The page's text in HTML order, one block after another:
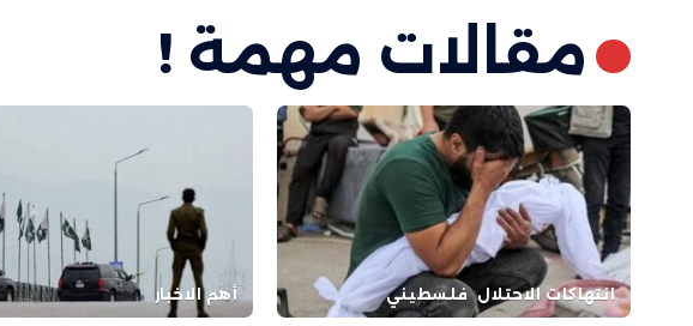
مقالات مهمة !
انتهاكات الاحتلال فلسطيني أهم الاخبار